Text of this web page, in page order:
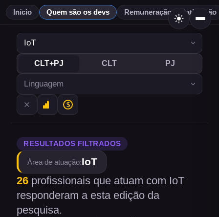
Início Quem são os devs Remuneração & Satisfação
CLT+PJ CLT PJ
RESULTADOS FILTRADOS
Área de atuação:IoT
26 profissionais que atuam com IoT
responderam a esta edição da
pesquisa.